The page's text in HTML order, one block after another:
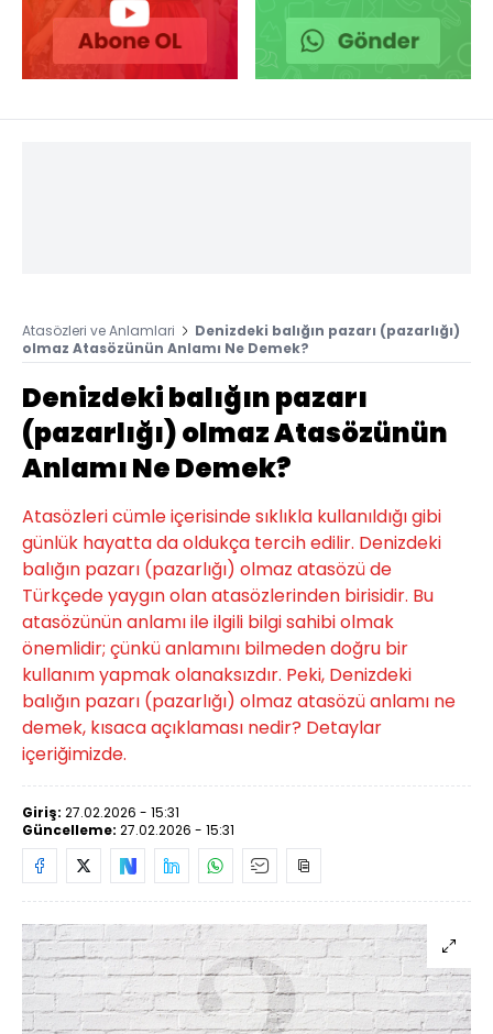
Atasözleri ve Anlamlari
Denizdeki balığın pazarı (pazarlığı)
olmaz Atasözünün Anlamı Ne Demek?
Denizdeki balığın pazarı
(pazarlığı) olmaz Atasözünün
Anlamı Ne Demek?
Atasözleri cümle içerisinde sıklıkla kullanıldığı gibi
günlük hayatta da oldukça tercih edilir. Denizdeki
balığın pazarı (pazarlığı) olmaz atasözü de
Türkçede yaygın olan atasözlerinden birisidir. Bu
atasözünün anlamı ile ilgili bilgi sahibi olmak
önemlidir; çünkü anlamını bilmeden doğru bir
kullanım yapmak olanaksızdır. Peki, Denizdeki
balığın pazarı (pazarlığı) olmaz atasözü anlamı ne
demek, kısaca açıklaması nedir? Detaylar
içeriğimizde.
Giriş: 27.02.2026 - 15:31
Güncelleme: 27.02.2026 - 15:31